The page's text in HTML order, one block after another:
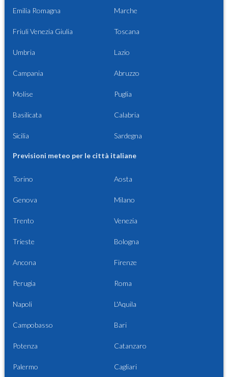
Emilia Romagna Marche
Friuli Venezia Giulia Toscana
Umbria Lazio
Campania Abruzzo
Molise Puglia
Basilicata Calabria
Sicilia Sardegna
Previsioni meteo per le città italiane
Torino Aosta
Genova Milano
Trento Venezia
Trieste Bologna
Ancona Firenze
Perugia Roma
Napoli L'Aquila
Campobasso Bari
Potenza Catanzaro
Palermo Cagliari